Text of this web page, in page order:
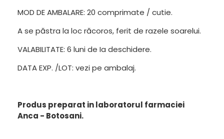
MOD DE AMBALARE: 20 comprimate / cutie.
A se păstra la loc răcoros, ferit de razele soarelui.
VALABILITATE: 6 luni de Ia deschidere.
DATA EXP. /LOT: vezi pe ambalaj.
Produs preparat in laboratorul farmaciei
Anca - Botosani.